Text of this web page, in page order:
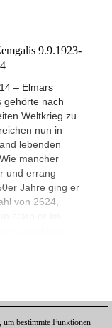
9.9.1923-
– Elmars
gehörte nach
Weltkrieg zu
nun in
lebenden
mancher
und errang
Jahre ging er
von 2624,
um bestimmte Funktionen